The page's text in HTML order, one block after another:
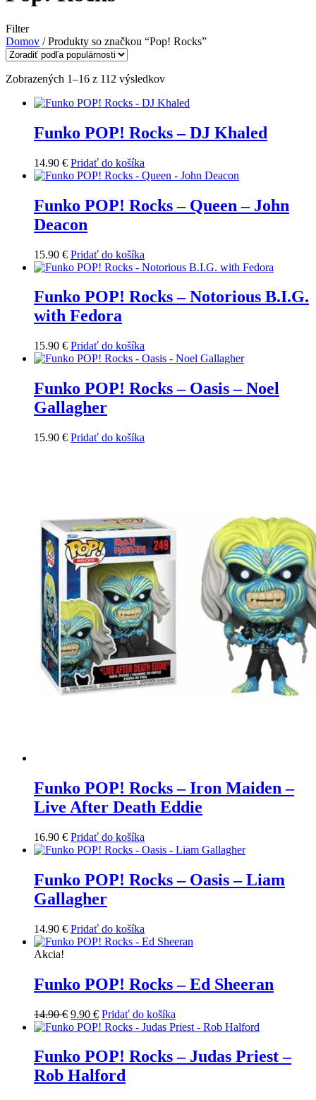
Filter
Domov /Produkty so značkou “Pop! Rocks”
Zobrazených 1–16 z 112 výsledkovZoradené
popularity
Funko POP! Rocks – DJ Khaled
14.90 € Pridať do košíka
Funko POP! Rocks – Queen – John
Deacon
15.90 € Pridať do košíka
Funko POP! Rocks – Notorious B.I.G.
with Fedora
15.90 € Pridať do košíka
Funko POP! Rocks – Oasis – Noel
Gallagher
15.90 € Pridať do košíka
Funko POP! Rocks – Iron Maiden –
Live After Death Eddie
16.90 € Pridať do košíka
Funko POP! Rocks – Oasis – Liam
Gallagher
14.90 € Pridať do košíka
Akcia!
Funko POP! Rocks – Ed Sheeran
14.90€ Pôvodná
cena
14.90 €.
9.90 €Aktuálna
cena
9.90 €.
Pridať do košíka
Funko POP! Rocks – Judas Priest –
Rob Halford